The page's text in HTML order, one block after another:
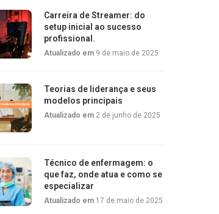
Carreira de Streamer: do
setup inicial ao sucesso
profissional.
Atualizado em 9 de maio de 2025
Teorias de liderança e seus
modelos principais
Atualizado em 2 de junho de 2025
Técnico de enfermagem: o
que faz, onde atua e como se
especializar
Atualizado em 17 de maio de 2025